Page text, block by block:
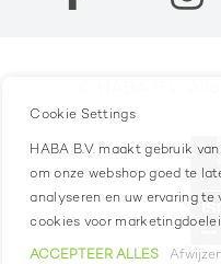
Cookie Settings
HABA B.V. maakt gebruik
om onze webshop goed te
analyseren en uw ervaring te
cookies voor
ACCEPTEER ALLES Afwijzen